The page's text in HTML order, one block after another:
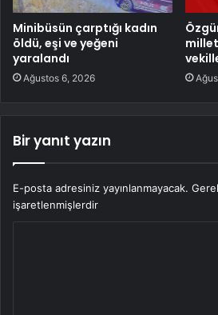
Minibüsün çarptığı kadın
öldü, eşi ve yeğeni
yaralandı
Ağustos 6, 2026
Bir yanıt yazın
E-posta adresiniz yayınlanmayacak.
işaretlenmişlerdir